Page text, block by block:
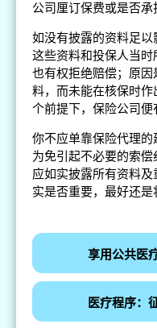
公司厘订保费或是否承
如没有披露的资料足
这些资料和投保人当
也有权拒绝赔偿；原
料，而未能在核保时
个前提下，保险公司便
你不应单靠保险代理的
为免引起不必要的索偿
应如实披露所有资料
实是否重要，最好还是
享用公共医
医疗程序：